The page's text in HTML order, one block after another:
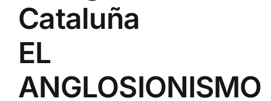
Cataluña
EL
ANGLOSIONISMO